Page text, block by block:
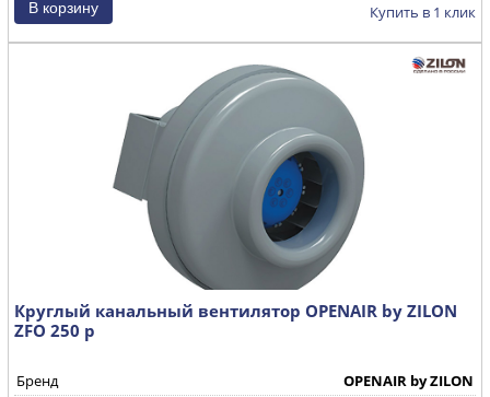
Купить в 1 клик
Круглый канальный вентилятор OPENAIR by ZILON
ZFO 250 р
Бренд
OPENAIR by ZILON